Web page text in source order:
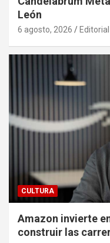
León
6 agosto, 2026 Editorial
CULTURA
Amazon invierte
construir las